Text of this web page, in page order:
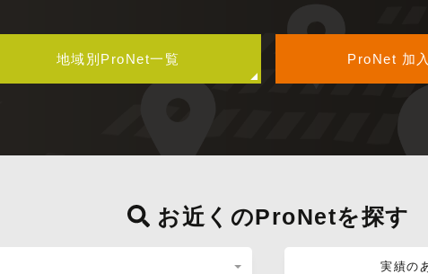
地域別ProNet一覧 ProNet 加
お近くのProNetを探す
実績の